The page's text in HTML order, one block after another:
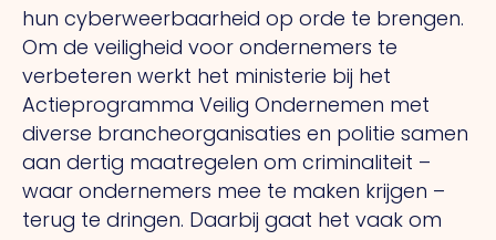
hun cyberweerbaarheid op orde te brengen.
Om de veiligheid voor ondernemers te
verbeteren werkt het ministerie bij het
Actieprogramma Veilig Ondernemen met
diverse brancheorganisaties en politie samen
aan dertig maatregelen om criminaliteit –
waar ondernemers mee te maken krijgen –
terug te dringen. Daarbij gaat het vaak om